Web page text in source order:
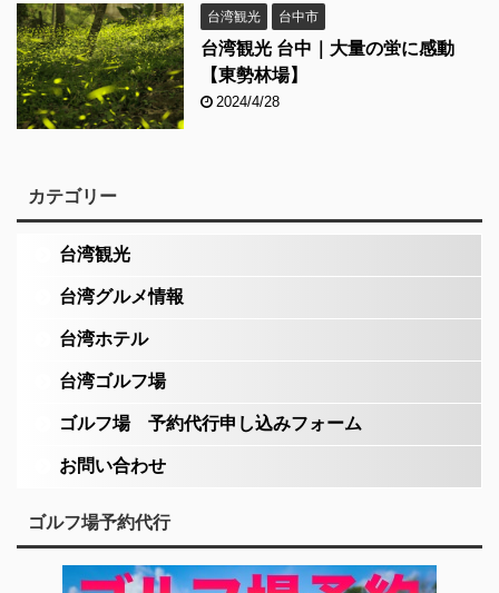
台湾観光 台中市
台湾観光 台中｜大量の蛍に感動
【東勢林場】
2024/4/28
カテゴリー
台湾観光
台湾グルメ情報
台湾ホテル
台湾ゴルフ場
ゴルフ場 予約代行申し込みフォーム
お問い合わせ
ゴルフ場予約代行